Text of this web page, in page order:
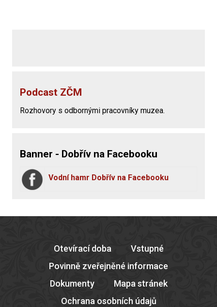
Podcast ZČM
Rozhovory s odbornými pracovníky muzea.
Banner - Dobřív na Facebooku
Vodní hamr Dobřív na Facebooku
Otevírací doba
Vstupné
Povinně zveřejněné informace
Dokumenty
Mapa stránek
Ochrana osobních údajů